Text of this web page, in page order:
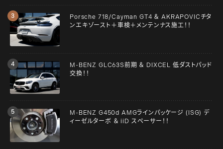
Porsche 718/Cayman GT4 ＆ AKRAPOVICチタ
ンエキゾースト＋車検＋メンテンナス施工！！
M-BENZ GLC63S前期 ＆ DIXCEL 低ダストパッド
交換！！
M-BENZ G450d AMGラインパッケージ (ISG) デ
ィーゼルターボ ＆ iiD スペーサー！！